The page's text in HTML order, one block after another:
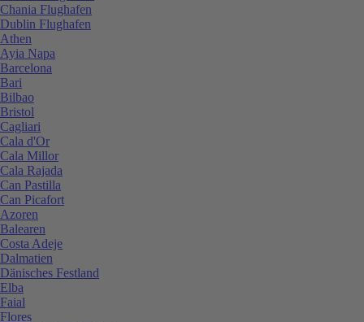
Chania Flughafen
Dublin Flughafen
Athen
Ayia Napa
Barcelona
Bari
Bilbao
Bristol
Cagliari
Cala d'Or
Cala Millor
Cala Rajada
Can Pastilla
Can Picafort
Azoren
Balearen
Costa Adeje
Dalmatien
Dänisches Festland
Elba
Faial
Flores